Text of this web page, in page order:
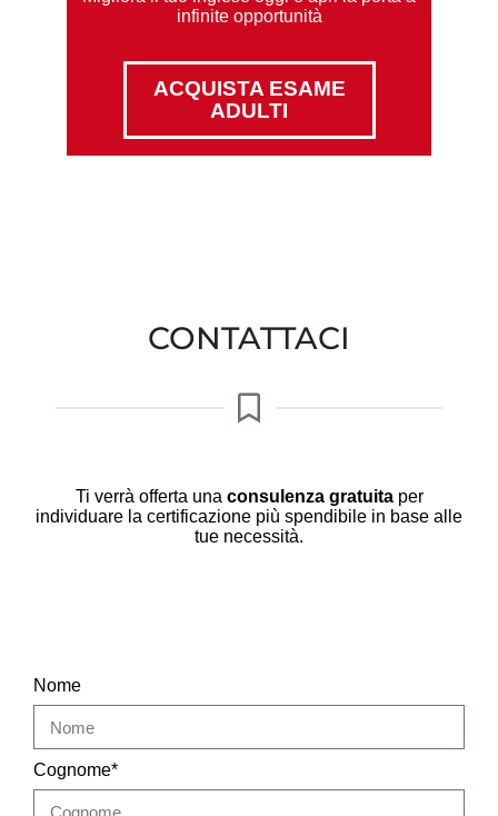
infinite opportunità
ACQUISTA ESAME
ADULTI
CONTATTACI
Ti verrà offerta una consulenza gratuitaper
individuare la certificazione più spendibile in base alle
tue necessità.
Nome
Cognome*